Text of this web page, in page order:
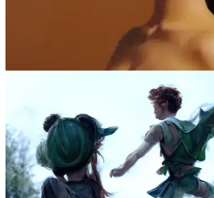
Questi tre sono studi per copertine di libri: